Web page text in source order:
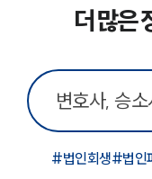
더 많은
#법인회생#법인